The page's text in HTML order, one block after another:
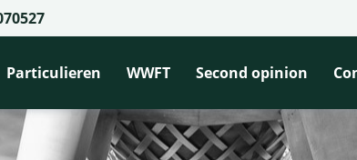
Particulieren WWFT Second opinion